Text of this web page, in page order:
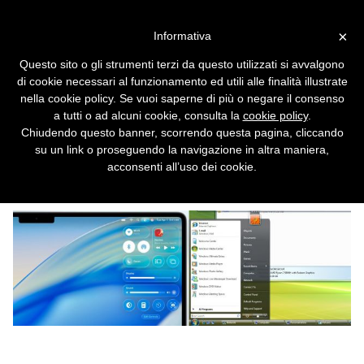
Liquid Glass di macOS 26 è
solo un aggiornamento di
Windows Vista
Il colosso di Redmond non ha perso
l'occasione per tirare una frecciatina alla
×
Informativa
Questo sito o gli strumenti terzi da questo utilizzati si avvalgono
di cookie necessari al funzionamento ed utili alle finalità illustrate
nella cookie policy. Se vuoi saperne di più o negare il consenso
a tutti o ad alcuni cookie, consulta la cookie policy.
Chiudendo questo banner, scorrendo questa pagina, cliccando
su un link o proseguendo la navigazione in altra maniera,
acconsenti all’uso dei cookie.